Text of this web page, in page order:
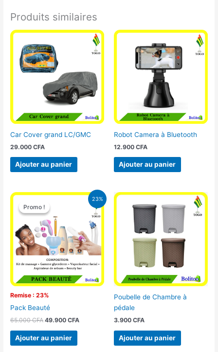
Produits similaires
Car Cover grand LC/GMC
29.000CFA
Ajouter au panier
Robot Camera à Bluetooth
12.900 CFA
Ajouter au panier
23%
Promo !
Remise : 23%
Promo !
Pack Beauté
65.000CFA
Le
prix
initial
était :
65.000 CFA.
49.900CFA
Le
prix
actuel
est :
49.900 CFA.
Ajouter au panier
Poubelle de Chambre à
pédale
3.900 CFA
Ajouter au panier